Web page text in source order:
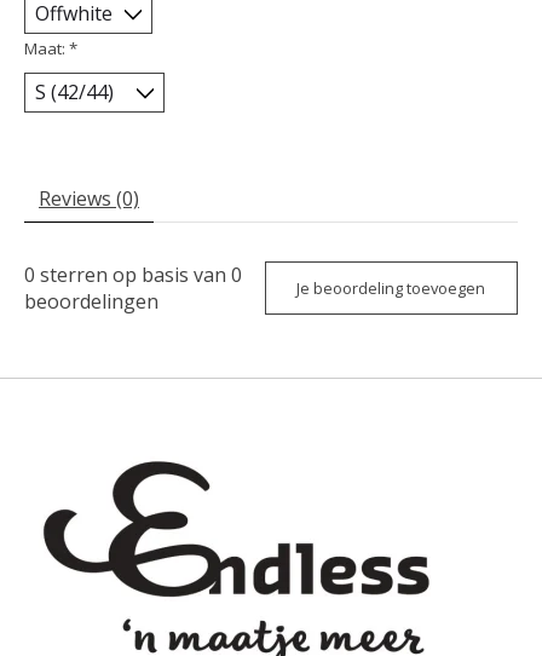
Maat: *
Reviews (0)
0 sterren op basis van 0
beoordelingen
Je beoordeling toevoegen